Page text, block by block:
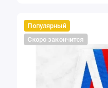
Популярный
Скоро закончится